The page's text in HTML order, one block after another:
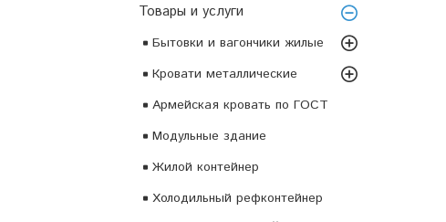
Товары и услуги
Бытовки и вагончики жилые
Кровати металлические
Армейская кровать по ГОСТ
Модульные здание
Жилой контейнер
Холодильный рефконтейнер